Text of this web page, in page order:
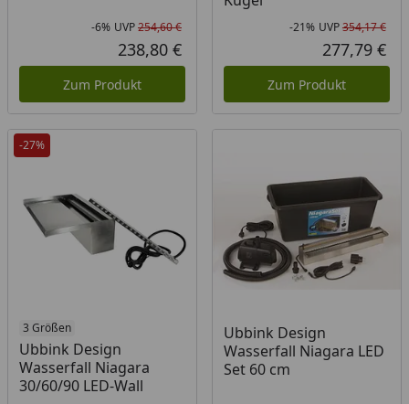
Rabatt in Prozent
-6%
Ursprünglicher Preis
UVP254,60 €
Aktueller Preis
238,80 €
Zum Produkt
-21% UVP354,17 €
277,79 €
Zum Produkt
-27%
3 Größen
Ubbink Design
Wasserfall Niagara
30/60/90 LED-Wall
Ubbink Design
Wasserfall Niagara LED
Set 60 cm